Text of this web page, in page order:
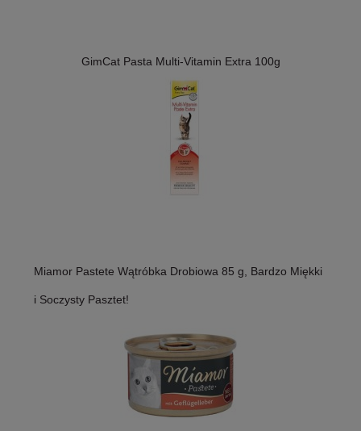
GimCat Pasta Multi-Vitamin Extra 100g
Miamor Pastete Wątróbka Drobiowa 85 g, Bardzo Miękki
i Soczysty Pasztet!